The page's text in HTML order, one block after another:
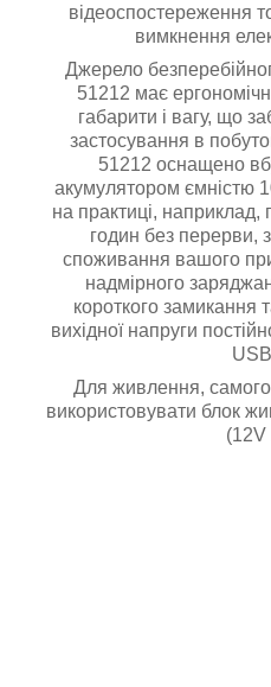
відеоспостереження
вимкнення
Джерело
51212 має
габарити і вагу, що
застосування в
51212 оснащено
акумулятором ємністю
на практиці,
годин без перерви,
споживання вашого
надмірного
короткого замикання
вихідної напруги
Для живлення,
використовувати блок
(12V